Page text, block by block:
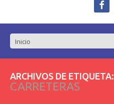
ARCHIVOS DE ETIQUETA:
CARRETERAS